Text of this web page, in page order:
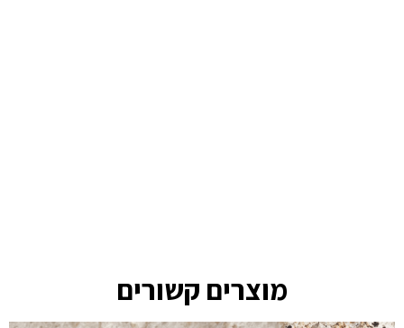
מוצרים קשורים